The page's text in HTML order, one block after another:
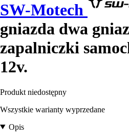
SW-Motech
gniazda dwa
zapalniczki
12v.
Produkt niedostępny
Wszystkie warianty wyprzedane
Opis